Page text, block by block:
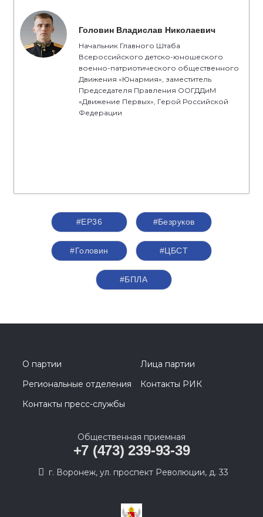
Головин Владислав Николаевич
Начальник Главного Штаба
Всероссийского детско-юношеского
военно-патриотического общественного
Движения «Юнармия», заместитель
Председателя Правления ООГДДиМ
«Движение Первых», Герой Российской
Федерации
#ЕР36 #Безруков
#Головин #ЦБСТ
#БПЛА
О партии
Лица партии
Региональные отделения
Контакты РИК
Контакты пресс-службы
Общественная приемная
+7 (473) 239-93-39
г. Воронеж, ул. проспект Революции, д. 33